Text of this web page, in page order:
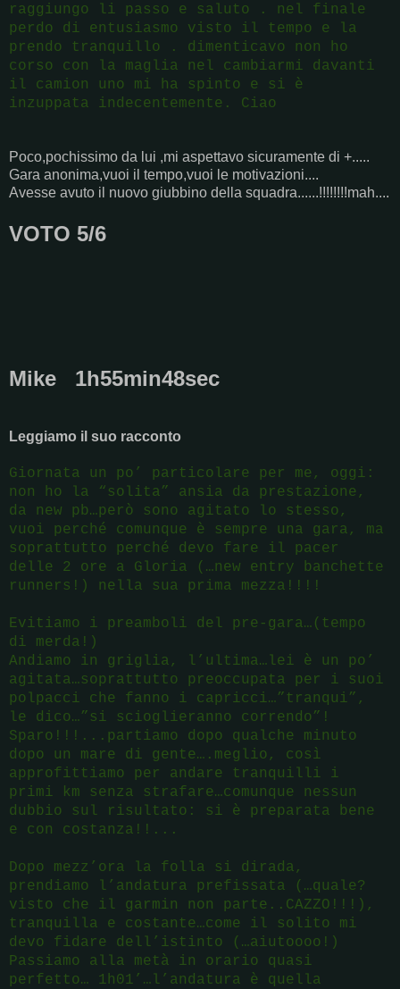
raggiungo li passo e saluto . nel finale
perdo di entusiasmo visto il tempo e la
prendo tranquillo . dimenticavo non ho
corso con la maglia nel cambiarmi davanti
il camion uno mi ha spinto e si è
inzuppata indecentemente. Ciao
Poco,pochissimo da lui ,mi aspettavo sicuramente di +.....
Gara anonima,vuoi il tempo,vuoi le motivazioni....
Avesse avuto il nuovo giubbino della squadra......!!!!!!!!mah....
VOTO 5/6
Mike 1h55min48sec
Leggiamo il suo racconto
Giornata un po’ particolare per me, oggi:
non ho la “solita” ansia da prestazione,
da new pb…però sono agitato lo stesso,
vuoi perché comunque è sempre una gara, ma
soprattutto perché devo fare il pacer
delle 2 ore a Gloria (…new entry banchette
runners!) nella sua prima mezza!!!!
Evitiamo i preamboli del pre-gara…(tempo
di merda!)
Andiamo in griglia, l’ultima…lei è un po’
agitata…soprattutto preoccupata per i suoi
polpacci che fanno i capricci…”tranqui”,
le dico…”si scioglieranno correndo”!
Sparo!!!...partiamo dopo qualche minuto
dopo un mare di gente….meglio, così
approfittiamo per andare tranquilli i
primi km senza strafare…comunque nessun
dubbio sul risultato: si è preparata bene
e con costanza!!...
Dopo mezz’ora la folla si dirada,
prendiamo l’andatura prefissata (…quale?
visto che il garmin non parte..CAZZO!!!),
tranquilla e costante…come il solito mi
devo fidare dell’istinto (…aiutoooo!)
Passiamo alla metà in orario quasi
perfetto… 1h01’…l’andatura è quella